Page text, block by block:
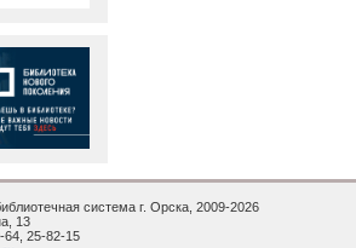
система г. Орска, 2009-2026
13
64, 25-82-15